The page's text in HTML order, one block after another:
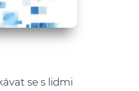
se s lidmi